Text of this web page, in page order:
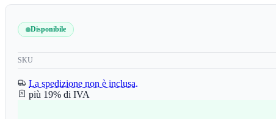
Disponibile
SKU
La spedizione non è inclusa.
più 19% di IVA